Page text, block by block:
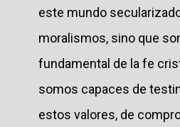
este mundo
moralismos, sino que
fundamental de la fe
somos capaces de
estos valores, de